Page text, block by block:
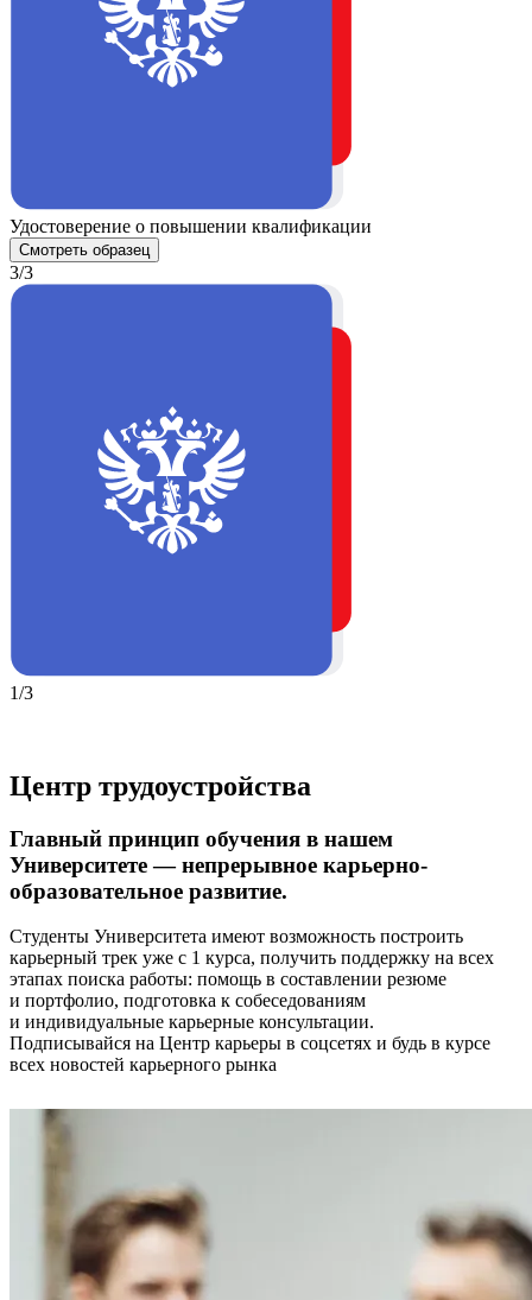
Удостоверение о повышении квалификации
Смотреть образец
3/3
1/3
Центр трудоустройства
Главный принцип обучения в нашем
Университете — непрерывное карьерно-
образовательное развитие.
Студенты Университета имеют возможность построить
карьерный трек уже с 1 курса, получить поддержку на всех
этапах поиска работы: помощь в составлении резюме
и портфолио, подготовка к собеседованиям
и индивидуальные карьерные консультации.
Подписывайся на Центр карьеры в соцсетях и будь в курсе
всех новостей карьерного рынка